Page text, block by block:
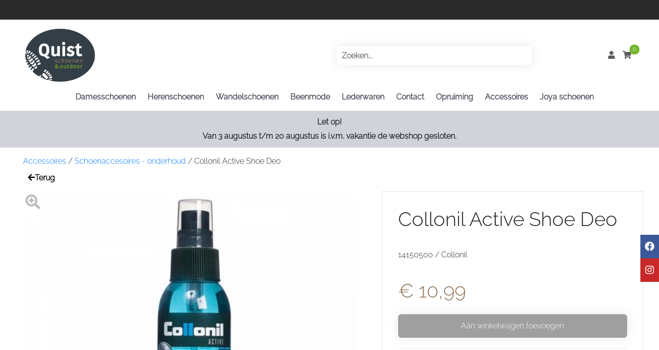
0
Damesschoenen Herenschoenen Wandelschoenen Beenmode Lederwaren Contact Opruiming Accessoires Joya schoenen
Let op!
Van 3 augustus t/m 20 augustus is i.v.m. vakantie de webshop gesloten.
Accessoires / Schoenaccesoires - onderhoud / Collonil Active Shoe Deo
Terug
Collonil Active Shoe Deo
14150500 / Collonil
€ 10,99
Aan winkelwagen toevoegen